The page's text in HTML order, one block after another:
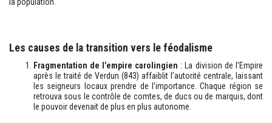
Les causes de la transition vers le féodalisme
Fragmentation de l’empire carolingien : La division de l’Empire
après le traité de Verdun (843) affaiblit l’autorité centrale, laissant
les seigneurs locaux prendre de l’importance. Chaque région se
retrouva sous le contrôle de comtes, de ducs ou de marquis, dont
le pouvoir devenait de plus en plus autonome.